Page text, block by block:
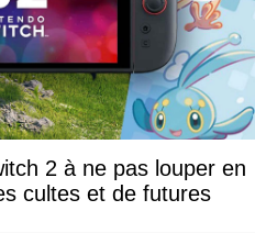
2 à ne pas louper en
cultes et de futures